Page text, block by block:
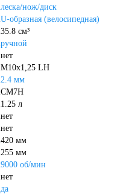
леска/нож/диск
U-образная (велосипедная)
35.8 см³
ручной
нет
М10х1,25 LH
2.4 мм
CM7H
1.25 л
нет
нет
420 мм
255 мм
9000 об/мин
нет
да